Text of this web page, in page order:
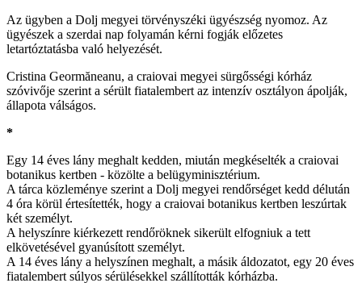
Az ügyben a Dolj megyei törvényszéki ügyészség nyomoz. Az
ügyészek a szerdai nap folyamán kérni fogják előzetes
letartóztatásba való helyezését.
Cristina Geormăneanu, a craiovai megyei sürgősségi kórház
szóvivője szerint a sérült fiatalembert az intenzív osztályon ápolják,
állapota válságos.
*
Egy 14 éves lány meghalt kedden, miután megkéselték a craiovai
botanikus kertben - közölte a belügyminisztérium.
A tárca közleménye szerint a Dolj megyei rendőrséget kedd délután
4 óra körül értesítették, hogy a craiovai botanikus kertben leszúrtak
két személyt.
A helyszínre kiérkezett rendőröknek sikerült elfogniuk a tett
elkövetésével gyanúsított személyt.
A 14 éves lány a helyszínen meghalt, a másik áldozatot, egy 20 éves
fiatalembert súlyos sérülésekkel szállították kórházba.